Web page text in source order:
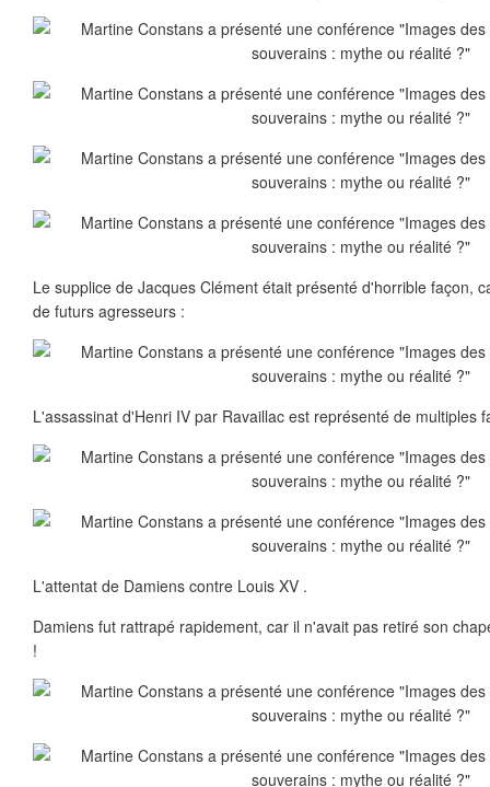
Le supplice de Jacques Clément était présenté d'horrible façon,
de futurs agresseurs :
L'assassinat d'Henri IV par Ravaillac est représenté de multiples
L'attentat de Damiens contre Louis XV .
Damiens fut rattrapé rapidement, car il n'avait pas retiré son
!